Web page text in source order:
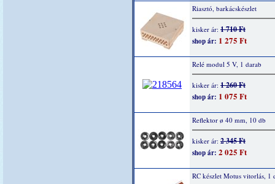
Riasztó, barkácskészlet
kisker ár: 1 710 Ft
shop ár: 1 275 Ft
Relé modul 5 V, 1 darab
kisker ár: 1 260 Ft
shop ár: 1 075 Ft
Reflektor ø 40 mm, 10 db
kisker ár: 2 345 Ft
shop ár: 2 025 Ft
RC készlet Motus vitorlás, 1